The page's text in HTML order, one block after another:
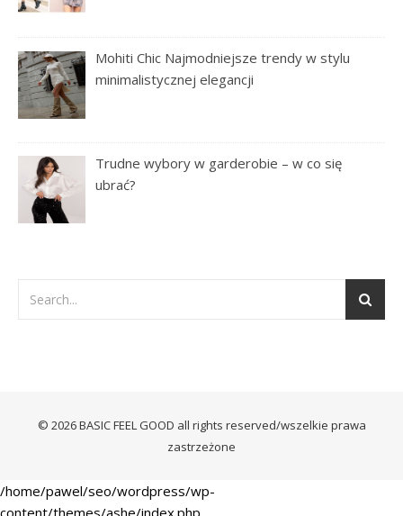
Mohiti Chic Najmodniejsze trendy w stylu
minimalistycznej elegancji
Trudne wybory w garderobie – w co się
ubrać?
© 2026 BASIC FEEL GOOD all rights reserved/wszelkie prawa
zastrzeżone
/home/pawel/seo/wordpress/wp-
content/themes/ashe/index.php